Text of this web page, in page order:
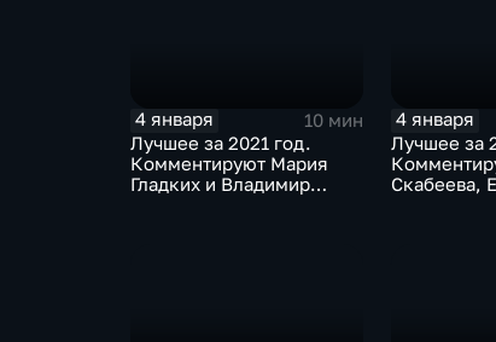
4 января
10 мин
Лучшее за 2021 год.
Комментируют Мария
Гладких и Владимир
4 января
Лучшее за
Скабеева,